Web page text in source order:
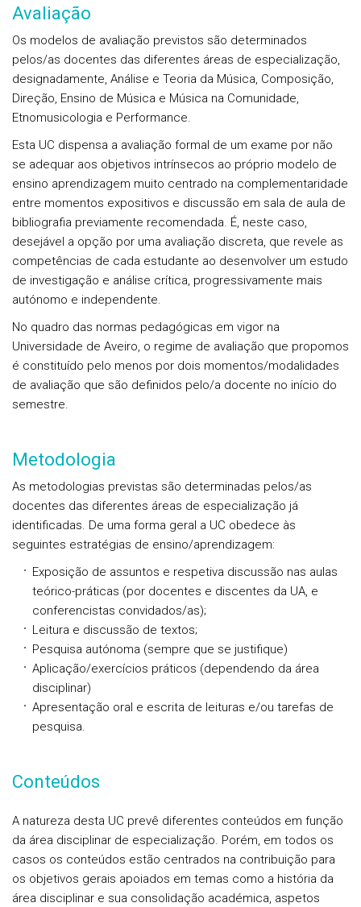
Avaliação
Os modelos de avaliação previstos são determinados
pelos/as docentes das diferentes áreas de especialização,
designadamente, Análise e Teoria da Música, Composição,
Direção, Ensino de Música e Música na Comunidade,
Etnomusicologia e Performance.
Esta UC dispensa a avaliação formal de um exame por não
se adequar aos objetivos intrínsecos ao próprio modelo de
ensino aprendizagem muito centrado na complementaridade
entre momentos expositivos e discussão em sala de aula de
bibliografia previamente recomendada. É, neste caso,
desejável a opção por uma avaliação discreta, que revele as
competências de cada estudante ao desenvolver um estudo
de investigação e análise crítica, progressivamente mais
autónomo e independente.
No quadro das normas pedagógicas em vigor na
Universidade de Aveiro, o regime de avaliação que propomos
é constituído pelo menos por dois momentos/modalidades
de avaliação que são definidos pelo/a docente no início do
semestre.
Metodologia
As metodologias previstas são determinadas pelos/as
docentes das diferentes áreas de especialização já
identificadas. De uma forma geral a UC obedece às
seguintes estratégias de ensino/aprendizagem:
Exposição de assuntos e respetiva discussão nas aulas
teórico-práticas (por docentes e discentes da UA, e
conferencistas convidados/as);
Leitura e discussão de textos;
Pesquisa autónoma (sempre que se justifique)
Aplicação/exercícios práticos (dependendo da área
disciplinar)
Apresentação oral e escrita de leituras e/ou tarefas de
pesquisa.
Conteúdos
A natureza desta UC prevê diferentes conteúdos em função
da área disciplinar de especialização. Porém, em todos os
casos os conteúdos estão centrados na contribuição para
os objetivos gerais apoiados em temas como a história da
área disciplinar e sua consolidação académica, aspetos